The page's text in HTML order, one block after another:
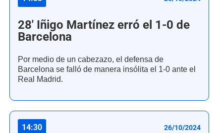
28' Iñigo Martínez erró el 1-0 de
Barcelona
Por medio de un cabezazo, el defensa de
Barcelona se falló de manera insólita el 1-0 ante el
Real Madrid.
14:30 26/10/2024